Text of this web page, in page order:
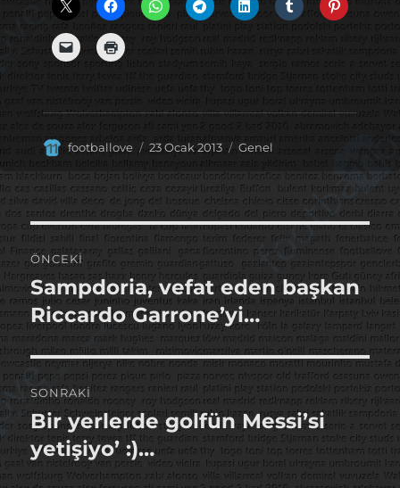
Yazar
footballove
Yayın
23 Ocak 2013 Kategoriler
Genel
Yazı
gezinmesi
ÖNCEKI
Önceki
yazı:
Sampdoria, vefat eden başkan
Riccardo Garrone’yi…
SONRAKI
Sonraki
yazı:
Bir yerlerde golfün Messi’si
yetişiyo’ :)…